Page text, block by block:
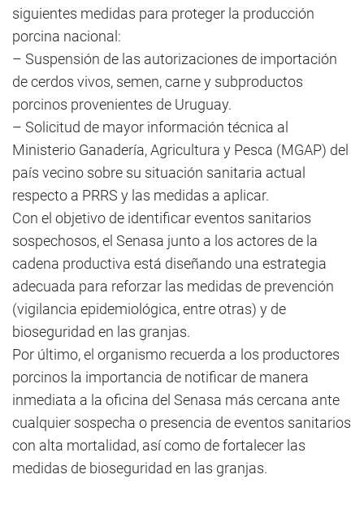
siguientes medidas para proteger la producción
porcina nacional:
– Suspensión de las autorizaciones de importación
de cerdos vivos, semen, carne y subproductos
porcinos provenientes de Uruguay.
– Solicitud de mayor información técnica al
Ministerio Ganadería, Agricultura y Pesca (MGAP) del
país vecino sobre su situación sanitaria actual
respecto a PRRS y las medidas a aplicar.
Con el objetivo de identificar eventos sanitarios
sospechosos, el Senasa junto a los actores de la
cadena productiva está diseñando una estrategia
adecuada para reforzar las medidas de prevención
(vigilancia epidemiológica, entre otras) y de
bioseguridad en las granjas.
Por último, el organismo recuerda a los productores
porcinos la importancia de notificar de manera
inmediata a la oficina del Senasa más cercana ante
cualquier sospecha o presencia de eventos sanitarios
con alta mortalidad, así como de fortalecer las
medidas de bioseguridad en las granjas.